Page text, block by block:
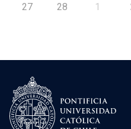
27 28 1